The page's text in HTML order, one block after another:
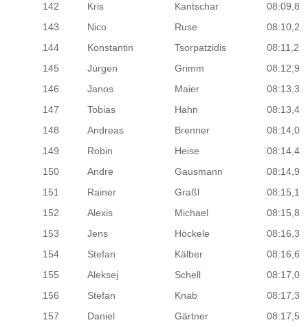
142
Kris Kantschar
08:09,8
143
Nico Ruse
08:10,2
144
Konstantin Tsorpatzidis
08:11,2
145
Jürgen Grimm
08:12,9
146
Janos Maier
08:13,3
147
Tobias Hahn
08:13,4
148
Andreas Brenner
08:14,0
149
Robin Heise
08:14,4
150
Andre Gausmann
08:14,9
151
Rainer Graßl
08:15,1
152
Alexis Michael
08:15,8
153
Jens Höckele
08:16,3
154
Stefan Kälber
08:16,6
155
Aleksej Schell
08:17,0
156
Stefan Knab
08:17,3
157
Daniel Gärtner
08:17,5